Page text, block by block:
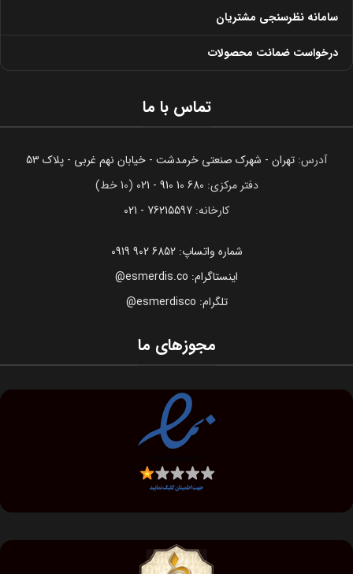
سامانه نظرسنجی مشتریان
درخواست ضمانت محصولات
تماس با ما
آدرس: تهران - شهرک صنعتی خرمدشت - خیابان نهم غربی - پلاک 53
دفتر مرکزی: 680 10 910 - 021
(10 خط)
کارخانه: 76215597 - 021
شماره واتساپ: 6852 902 0919
اینستاگرام: esmerdis.co@
تلگرام: esmerdisco@
مجوزهای ما